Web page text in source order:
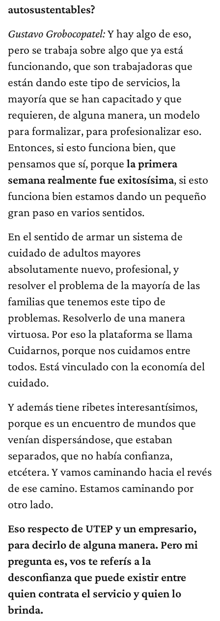
autosustentables?
Gustavo Grobocopatel:Y hay algo de eso,
pero se trabaja sobre algo que ya está
funcionando, que son trabajadoras que
están dando este tipo de servicios, la
mayoría que se han capacitado y que
requieren, de alguna manera, un modelo
para formalizar, para profesionalizar eso.
Entonces, si esto funciona bien, que
pensamos que sí, porque la primera
semana realmente fue exitosísima, si esto
funciona bien estamos dando un pequeño
gran paso en varios sentidos.
En el sentido de armar un sistema de
cuidado de adultos mayores
absolutamente nuevo, profesional, y
resolver el problema de la mayoría de las
familias que tenemos este tipo de
problemas. Resolverlo de una manera
virtuosa. Por eso la plataforma se llama
Cuidarnos, porque nos cuidamos entre
todos. Está vinculado con la economía del
cuidado.
Y además tiene ribetes interesantísimos,
porque es un encuentro de mundos que
venían dispersándose, que estaban
separados, que no había confianza,
etcétera. Y vamos caminando hacia el revés
de ese camino. Estamos caminando por
otro lado.
Eso respecto de UTEP y un empresario,
para decirlo de alguna manera. Pero mi
pregunta es, vos te referís a la
desconfianza que puede existir entre
quien contrata el servicio y quien lo
brinda.